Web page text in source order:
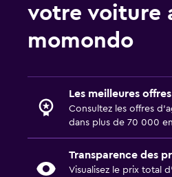
votre voiture
momondo
Les meilleures
Consultez les offres
dans plus de 70 000
Transparence des
Visualisez le prix total